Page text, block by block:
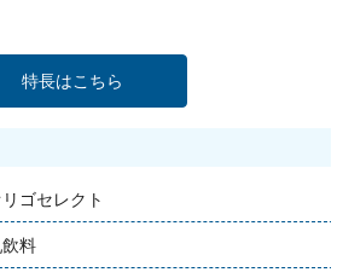
特長はこちら
ゴセレクト
料